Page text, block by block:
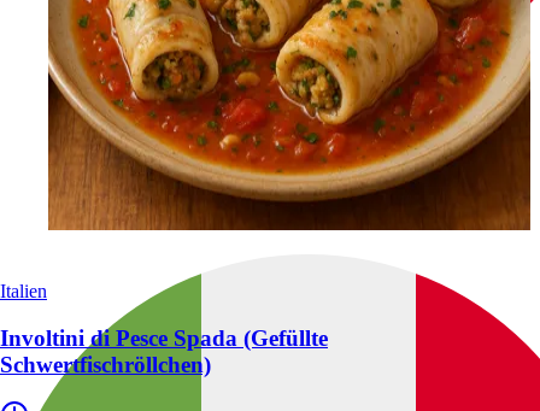
Italien
Involtini di Pesce Spada (Gefüllte
Schwertfischröllchen)